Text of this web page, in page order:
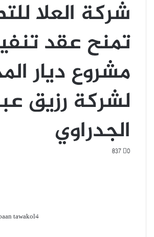
شركة العلا
تمنح عقد
مشروع ديار
لشركة رزيق
الجدراوي
tawakol4 نوفمبر، 2025
0